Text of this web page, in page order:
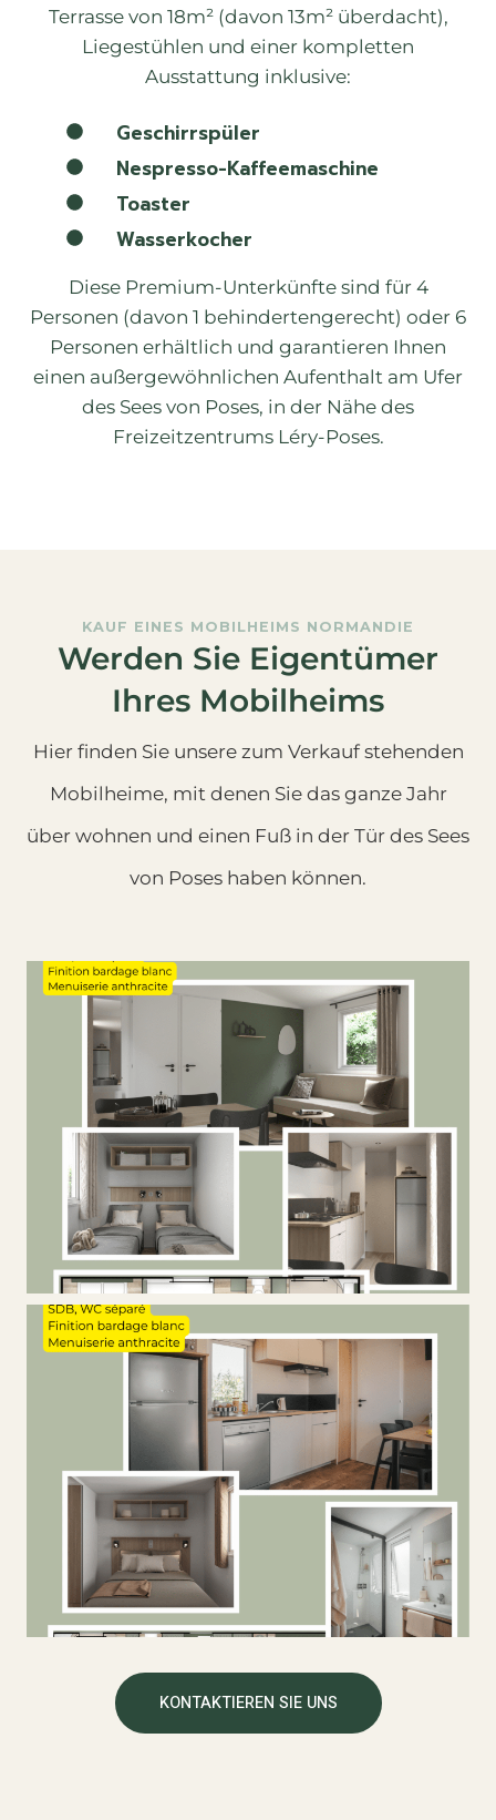
Terrasse von 18m² (davon 13m² überdacht),
Liegestühlen und einer kompletten
Ausstattung inklusive:
Geschirrspüler
Nespresso-Kaffeemaschine
Toaster
Wasserkocher
Diese Premium-Unterkünfte sind für 4
Personen (davon 1 behindertengerecht) oder 6
Personen erhältlich und garantieren Ihnen
einen außergewöhnlichen Aufenthalt am Ufer
des Sees von Poses, in der Nähe des
Freizeitzentrums Léry-Poses.
KAUF EINES MOBILHEIMS NORMANDIE
Werden Sie Eigentümer
Ihres Mobilheims
Hier finden Sie unsere zum Verkauf stehenden
Mobilheime, mit denen Sie das ganze Jahr
über wohnen und einen Fuß in der Tür des Sees
von Poses haben können.
KONTAKTIEREN SIE UNS